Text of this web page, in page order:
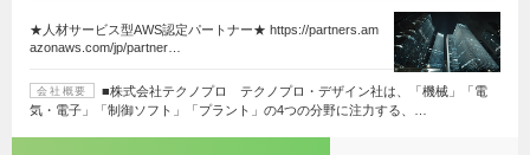
★人材サービス型AWS認定パートナー★ https://partners.am
azonaws.com/jp/partner…
会社概要
■株式会社テクノプロ テクノプロ・デザイン社は、「機械」「電
気・電子」「制御ソフト」「プラント」の4つの分野に注力する、…